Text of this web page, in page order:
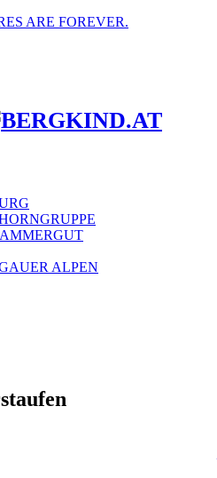
ARE FOREVER.
ALPEN